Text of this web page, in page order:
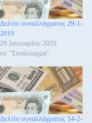
Δελτίο συναλλάγματος 29-1-
2019
29 Ιανουαρίου 2019
σε "Συνάλλαγμα"
Δελτίο συναλλάγματος 14-2-